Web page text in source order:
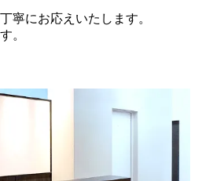
寧にお応えいたします。
。